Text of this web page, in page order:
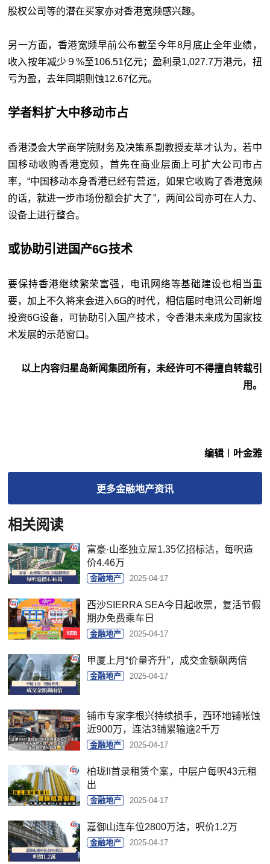
股权公司等的潜在买家亦对香港宽频感兴趣。
另一方面，香港宽频早前公布截至今年8月底止全年业绩，
收入按年减少９%至106.51亿元；盈利录1,027.7万港元，扭
亏为盈，去年同期则蚀12.67亿元。
学者料扩大中移动市占
香港浸会大学商学院财务及决策系副教授麦萃才认为，若中
国移动收购香港宽频，首先在商业层面上可扩大公司市占
率，“中国移动本身香港已经有营运，如果它收购了香港宽频
的话，就进一步市场份额会扩大了”，两间公司亦可在人力、
设备上进行整合。
或协助引进国产6G技术
要保持香港继续繁荣富强，电讯网络等基础建设也相当重
要，加上不久将来会进入6G的时代，相信届时电讯公司新增
投资6G设备，可协助引入国产技术，令香港未来成为国家技
术发展的示范窗口。
以上内容归星岛新闻集团所有，未经许可不得擅自转载引
用。
编辑︱叶金雅
更多金融地产资讯
相关阅读
富豪·山峯独立屋1.35亿招标沽，每呎造
价4.46万
金融地产 2025-04-17
西沙SIERRA SEA今日起收票，复活节假
期办免费乘车日
金融地产 2025-04-17
甲厦上月“价量齐升”，成交金额飙两倍
金融地产 2025-04-17
铺市专家李根兴持续损手，西环地铺帐蚀
近900万，连沽3铺累输逾2千万
金融地产 2025-04-17
柏珑II首录租赁个案，中层户每呎43元租
出
金融地产 2025-04-17
嘉御山连车位2800万沽，呎价1.2万
金融地产 2025-04-17